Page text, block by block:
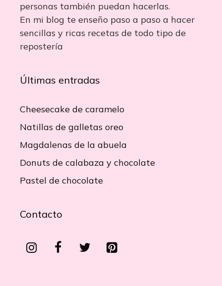
personas también puedan hacerlas.
En mi blog te enseño paso a paso a hacer
sencillas y ricas recetas de todo tipo de
repostería
Últimas entradas
Cheesecake de caramelo
Natillas de galletas oreo
Magdalenas de la abuela
Donuts de calabaza y chocolate
Pastel de chocolate
Contacto